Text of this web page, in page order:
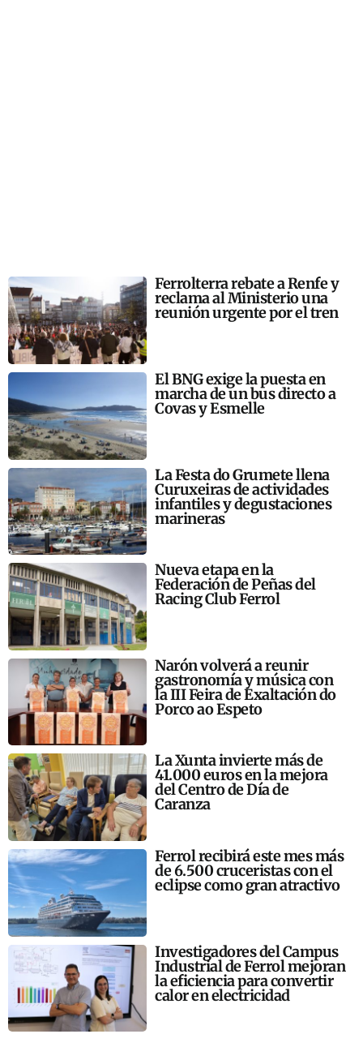
Ferrolterra rebate a Renfe y
reclama al Ministerio una
reunión urgente por el tren
El BNG exige la puesta en
marcha de un bus directo a
Covas y Esmelle
La Festa do Grumete llena
Curuxeiras de actividades
infantiles y degustaciones
marineras
Nueva etapa en la
Federación de Peñas del
Racing Club Ferrol
Narón volverá a reunir
gastronomía y música con
la III Feira de Exaltación do
Porco ao Espeto
La Xunta invierte más de
41.000 euros en la mejora
del Centro de Día de
Caranza
Ferrol recibirá este mes más
de 6.500 cruceristas con el
eclipse como gran atractivo
Investigadores del Campus
Industrial de Ferrol mejoran
la eficiencia para convertir
calor en electricidad